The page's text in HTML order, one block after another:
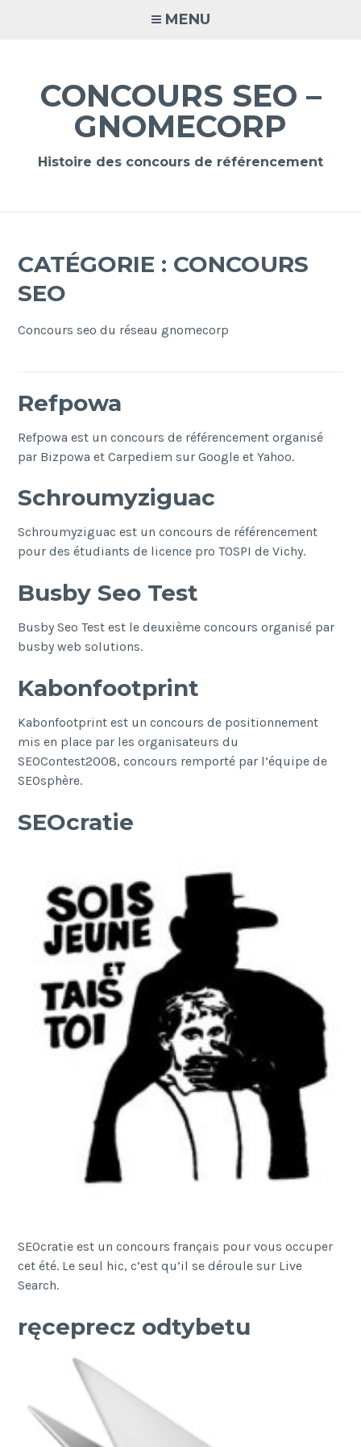
MENU
CONCOURS SEO –
GNOMECORP
Histoire des concours de référencement
CATÉGORIE : CONCOURS
SEO
Concours seo du réseau gnomecorp
Refpowa
Refpowa est un concours de référencement organisé
par Bizpowa et Carpediem sur Google et Yahoo.
Schroumyziguac
Schroumyziguac est un concours de référencement
pour des étudiants de licence pro TOSPI de Vichy.
Busby Seo Test
Busby Seo Test est le deuxième concours organisé par
busby web solutions.
Kabonfootprint
Kabonfootprint est un concours de positionnement
mis en place par les organisateurs du
SEOContest2008, concours remporté par l’équipe de
SEOsphère.
SEOcratie
SEOcratie est un concours français pour vous occuper
cet été. Le seul hic, c’est qu’il se déroule sur Live
Search.
ręceprecz odtybetu